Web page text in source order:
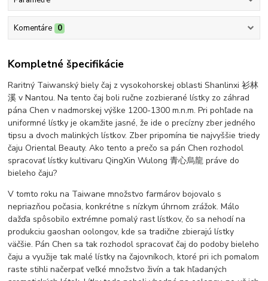
Komentáre 0
Kompletné špecifikácie
Raritný Taiwanský biely čaj z vysokohorskej oblasti Shanlinxi 衫林
溪 v Nantou. Na tento čaj boli ručne zozbierané lístky zo záhrad
pána Chen v nadmorskej výške 1200-1300 m.n.m. Pri pohľade na
uniformné lístky je okamžite jasné, že ide o precízny zber jedného
tipsu a dvoch malinkých lístkov. Zber pripomína tie najvyššie triedy
čaju Oriental Beauty. Ako tento a prečo sa pán Chen rozhodol
spracovať lístky kultivaru QingXin Wulong 青心烏龍 práve do
bieleho čaju?
V tomto roku na Taiwane množstvo farmárov bojovalo s
nepriazňou počasia, konkrétne s nízkym úhrnom zrážok. Málo
dažďa spôsobilo extrémne pomalý rast lístkov, čo sa nehodí na
produkciu gaoshan oolongov, kde sa tradične zbierajú lístky
väčšie. Pán Chen sa tak rozhodol spracovať čaj do podoby bieleho
čaju a využije tak malé lístky na čajovníkoch, ktoré pri ich pomalom
raste stihli načerpať veľké množstvo živín a tak hľadaných